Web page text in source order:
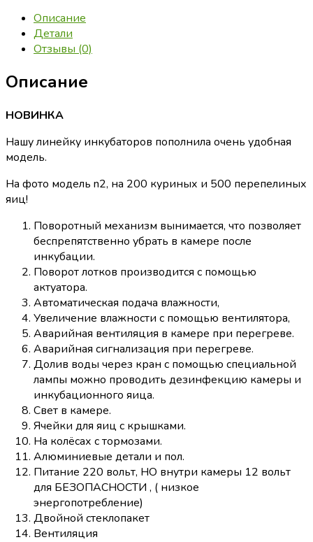
Описание
Детали
Отзывы (0)
Описание
НОВИНКА
Нашу линейку инкубаторов пополнила очень удобная
модель.
На фото модель n2, на 200 куриных и 500 перепелиных
яиц!
Поворотный механизм вынимается, что позволяет
беспрепятственно убрать в камере после
инкубации.
Поворот лотков производится с помощью
актуатора.
Автоматическая подача влажности,
Увеличение влажности с помощью вентилятора,
Аварийная вентиляция в камере при перегреве.
Аварийная сигнализация при перегреве.
Долив воды через кран с помощью специальной
лампы можно проводить дезинфекцию камеры и
инкубационного яица.
Свет в камере.
Ячейки для яиц с крышками.
На колёсах с тормозами.
Алюминиевые детали и пол.
Питание 220 вольт, НО внутри камеры 12 вольт
для БЕЗОПАСНОСТИ , ( низкое
энергопотребление)
Двойной стеклопакет
Вентиляция